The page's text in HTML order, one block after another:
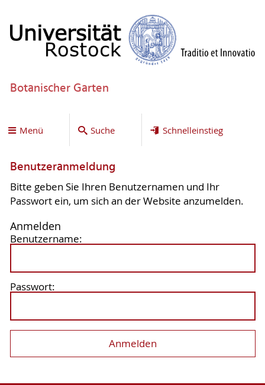
Botanischer Garten
Menü Suche Schnelleinstieg
Benutzeranmeldung
Bitte geben Sie Ihren Benutzernamen und Ihr
Passwort ein, um sich an der Website anzumelden.
Anmelden
Benutzername:
Passwort: